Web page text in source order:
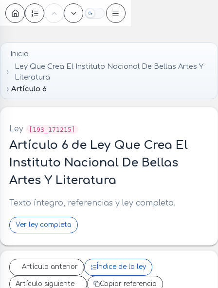
Oscuro
Inicio
Ley Que Crea El Instituto Nacional De Bellas Artes Y
Literatura
Artículo 6
Ley [193_171215]
Artículo 6 de Ley Que Crea El
Instituto Nacional De Bellas
Artes Y Literatura
Texto íntegro, referencias y ley completa.
Ver ley completa
Artículo anterior Índice de la ley
Artículo siguiente Copiar referencia